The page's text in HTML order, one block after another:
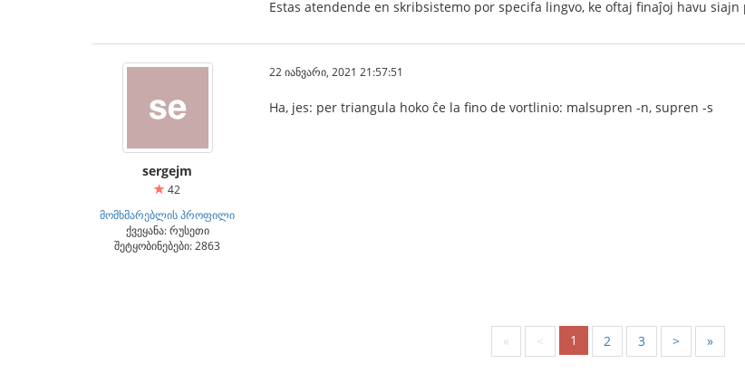
Estas atendende en skribsistemo por specifa lingvo, ke oftaj finaĵoj havu
sergejm
42
მომხმარებლის პროფილი
ქვეყანა: რუსეთი
შეტყობინებები: 2863
22 იანვარი, 2021 21:57:51
Ha, jes: per triangula hoko ĉe la fino de vortlinio: malsupren -n, supren -s
« < 1 2 3 > »